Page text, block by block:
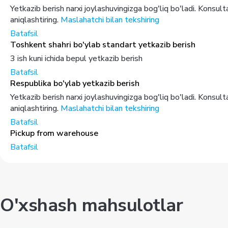
Yetkazib berish narxi joylashuvingizga bog'liq bo'ladi.
aniqlashtiring. Maslahatchi bilan tekshiring
Batafsil
Toshkent shahri bo'ylab standart yetkazib berish
3 ish kuni ichida bepul yetkazib berish
Batafsil
Respublika bo'ylab yetkazib berish
Yetkazib berish narxi joylashuvingizga bog'liq bo'ladi.
aniqlashtiring. Maslahatchi bilan tekshiring
Batafsil
Pickup from warehouse
Batafsil
O'xshash mahsulotlar